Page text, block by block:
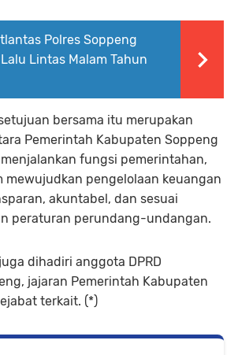
Polres Soppeng
Lintas Malam Tahun
bersama itu merupakan
Pemerintah Kabupaten Soppeng
menjalankan fungsi pemerintahan,
mewujudkan pengelolaan keuangan
akuntabel, dan sesuai
peraturan perundang-undangan.
dihadiri anggota DPRD
jajaran Pemerintah Kabupaten
terkait. (*)